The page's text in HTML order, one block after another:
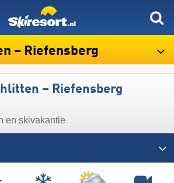
– Riefensberg
– Riefensberg
en skivakantie